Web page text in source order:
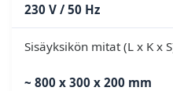
230 V / 50 Hz
Sisäyksikön mitat (L x K x
~ 800 x 300 x 200 mm